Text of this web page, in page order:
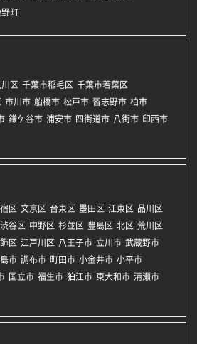
野町
区 千葉市稲毛区 千葉市若葉区
市川市 船橋市 松戸市 習志野市 柏市
鎌ケ谷市 浦安市 四街道市 八街市 印西市
区 文京区 台東区 墨田区 江東区 品川区
渋谷区 中野区 杉並区 豊島区 北区 荒川区
区 江戸川区 八王子市 立川市 武蔵野市
市 調布市 町田市 小金井市 小平市
国立市 福生市 狛江市 東大和市 清瀬市